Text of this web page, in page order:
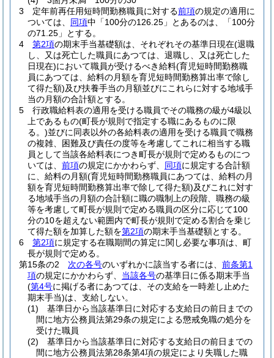
3
定年前再任用短時間勤務職員に対する前項の規定の適用に
ついては、 同項中「100分の126.25」とあるのは、「100分
の71.25」とする。
4
第2項の期末手当基礎額は、それぞれその基準日現在(退職
し、又は死亡した職員にあつては、退職し、又は死亡した
日現在)において職員が受けるべき給料(育児短時間勤務職
員にあつては、給料の月額を育児短時間勤務算出率で除し
て得た額)及び扶養手当の月額並びにこれらに対する地域手
当の月額の合計額とする。
5
行政職給料表の適用を受ける職員でその職務の級が4級以
上であるもの(町長が規則で指定する職にあるものに限
る。)並びに同表以外の各給料表の適用を受ける職員で職務
の複雑、困難及び責任の度等を考慮してこれに相当する職
員として当該各給料表につき町長が規則で定めるものにつ
いては、 前項の規定にかかわらず、 同項に規定する合計額
に、給料の月額(育児短時間勤務職員にあつては、給料の月
額を育児短時間勤務算出率で除して得た額)及びこれに対す
る地域手当の月額の合計額に職の職制上の段階、職務の級
等を考慮して町長が規則で定める職員の区分に応じて100
分の10を超えない範囲内で町長が規則で定める割合を乗じ
て得た額を加算した額を第2項の期末手当基礎額とする。
6
第2項に規定する在職期間の算定に関し必要な事項は、町
長が規則で定める。
第15条の2
次の各号のいずれかに該当する者には、 前条第1
項の規定にかかわらず、 当該各号の基準日に係る期末手当
(第4号に掲げる者にあつては、その支給を一時差し止めた
期末手当)は、支給しない。
(1)
基準日から当該基準日に対応する支給日の前日までの
間に地方公務員法第29条の規定による懲戒免職の処分を
受けた職員
(2)
基準日から当該基準日に対応する支給日の前日までの
間に地方公務員法第28条第4項の規定により失職した職